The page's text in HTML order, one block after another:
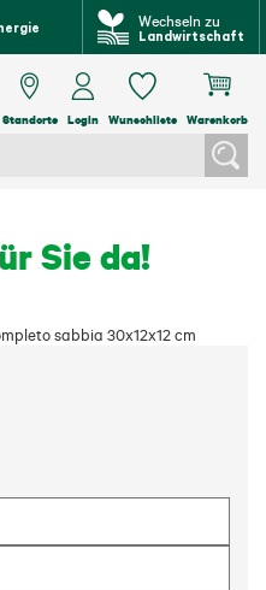
Wechseln zu
Landwirtschaft
Standorte Login Wunschliste Warenkorb
Sie da!
sabbia 30x12x12 cm